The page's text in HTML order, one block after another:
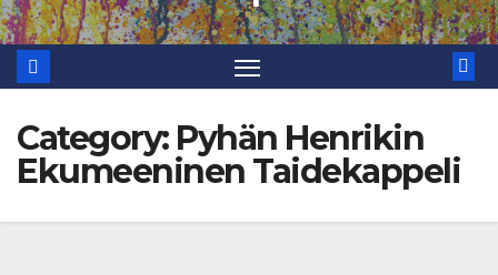
Category: Pyhän Henrikin
Ekumeeninen Taidekappeli